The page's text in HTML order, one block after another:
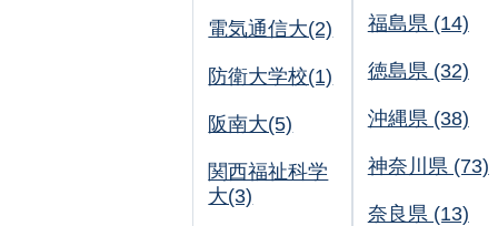
電気通信大(2)
防衛大学校(1)
阪南大(5)
関西福祉科学
大(3)
福島県 (14)
徳島県 (32)
沖縄県 (38)
神奈川県 (73)
奈良県 (13)